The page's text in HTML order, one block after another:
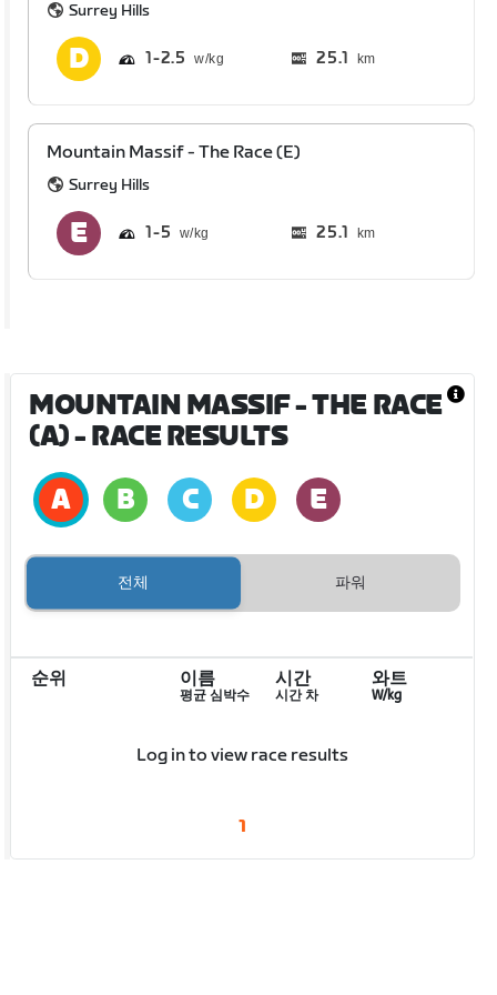
Surrey Hills
1 2.5 25.1 km
Mountain Massif - The Race (E)
Surrey Hills
1 5 25.1 km
MOUNTAIN MASSIF - THE RACE
(A)- RACE RESULTS
전체 파워
순위 이름
평균 심박수
시간
시간 차
와트
W/kg
Log in to view race results
1